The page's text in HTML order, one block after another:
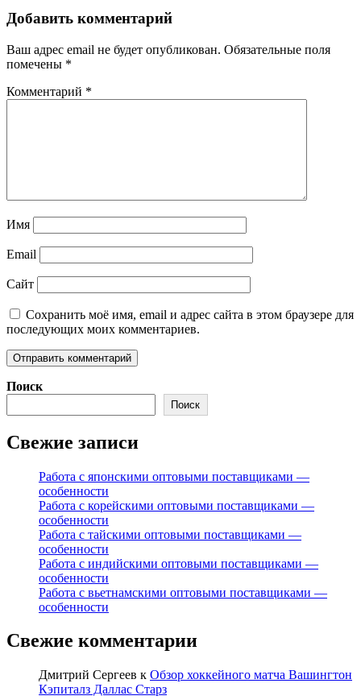
Добавить комментарий
Ваш адрес email не будет опубликован. Обязательные поля
помечены *
Комментарий *
Имя
Email
Сайт
Сохранить моё имя, email и адрес сайта в этом браузере для
последующих моих комментариев.
Поиск
Поиск
Свежие записи
Работа с японскими оптовыми поставщиками —
особенности
Работа с корейскими оптовыми поставщиками —
особенности
Работа с тайскими оптовыми поставщиками —
особенности
Работа с индийскими оптовыми поставщиками —
особенности
Работа с вьетнамскими оптовыми поставщиками —
особенности
Свежие комментарии
Дмитрий Сергеев к Обзор хоккейного матча Вашингтон
Кэпиталз Даллас Старз